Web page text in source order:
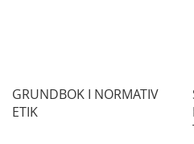
GRUNDBOK I NORMATIV
ETIK